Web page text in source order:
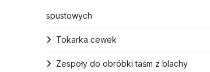
spustowych
Tokarka cewek
Zespoły do ​​obróbki taśm z blachy